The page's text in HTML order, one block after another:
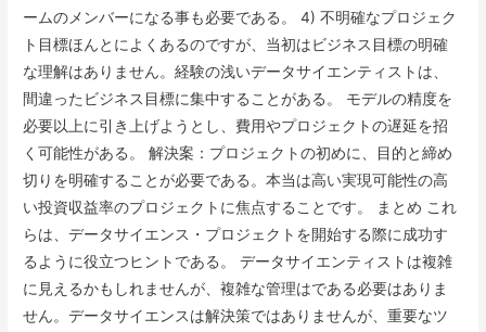
ームのメンバーになる事も必要である。 4) 不明確なプロジェク
ト目標ほんとによくあるのですが、当初はビジネス目標の明確
な理解はありません。経験の浅いデータサイエンティストは、
間違ったビジネス目標に集中することがある。 モデルの精度を
必要以上に引き上げようとし、費用やプロジェクトの遅延を招
く可能性がある。 解決案：プロジェクトの初めに、目的と締め
切りを明確することが必要である。本当は高い実現可能性の高
い投資収益率のプロジェクトに焦点することです。 まとめ これ
らは、データサイエンス・プロジェクトを開始する際に成功す
るように役立つヒントである。 データサイエンティストは複雑
に見えるかもしれませんが、複雑な管理はである必要はありま
せん。データサイエンスは解決策ではありませんが、重要なツ